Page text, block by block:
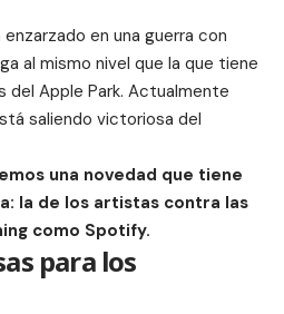
en una guerra con
al mismo nivel que la que tiene
del Apple Park. Actualmente
saliendo victoriosa del
una novedad que tiene
la de los artistas contra las
como Spotify.
para los